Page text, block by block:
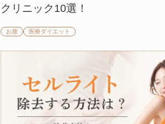
クリニック10選！
お腹 医療ダイエット